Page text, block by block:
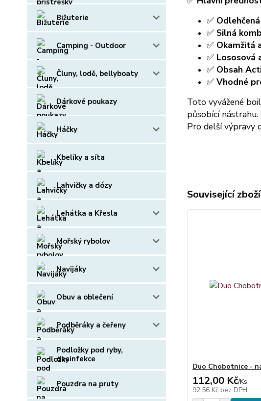
Bižuterie
Camping - Outdoor
Čluny, lodě, bellyboaty
Dárkové poukazy
Háčky
Kbelíky a síta
Lahvičky a dózy
Lehátka a Křesla
Mořský rybolov
Navijáky
Obuv a oblečení
Podběráky a čeřeny
Podložky pod ryby,
desinfekce
Pouzdra na pruty
✅
✅ Silná
✅ Okamžitá
✅ Lososová
✅ Obsah
✅ Vhodné
Toto vyvážené
působící nástrahu.
Pro delší výpravy
Související zboží
Duo Chobotnice -
112,00 Kč/Ks
92,56 Kč bez DPH